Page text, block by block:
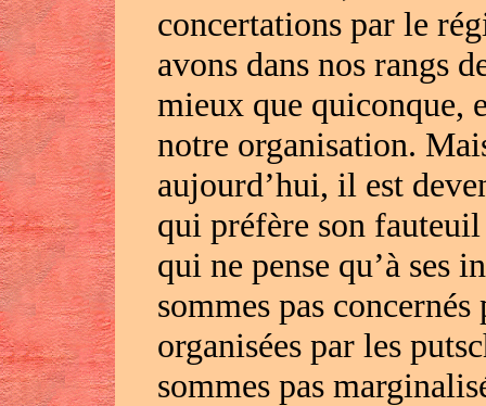
concertations par le
avons dans nos rangs
mieux que quiconque,
notre organisation.
aujourd’hui, il est
qui préfère son
qui ne pense qu’à ses
sommes pas
organisées par les
sommes pas